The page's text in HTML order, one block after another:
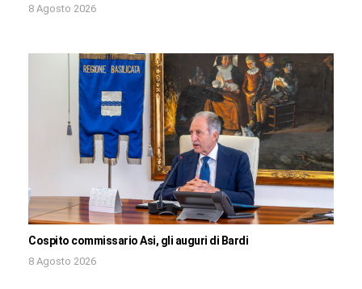
8 Agosto 2026
Cospito commissario Asi, gli auguri di Bardi
8 Agosto 2026